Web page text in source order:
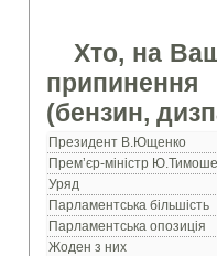
Хто, на
(бензин,
Президент В.Ющенко
Прем’єр-міністр
Уряд
Парламентська більшість
Парламентська опозиція
Жоден з них